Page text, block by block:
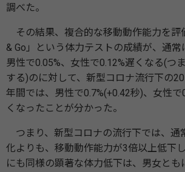
調べた。
その結果、複合的な移動動作能⼒を評
& Go」という体⼒テストの成績が、通
男性で0.05%、⼥性で0.12%遅くなる(つ
する)のに対して、新型コロナ流⾏下の
年間では、男性で0.7%(+0.42秒)、⼥性で
くなったことが分かった。
つまり、新型コロナの流⾏下では、通
化よりも、移動動作能⼒が3倍以上低下
にも同様の顕著な体⼒低下は、男⼥とも